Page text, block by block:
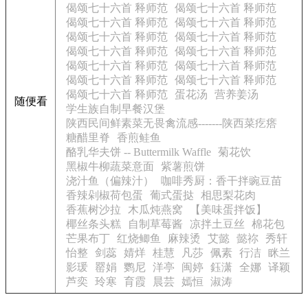
随便看
偈颂七十六首 释师范 偈颂七十六首 释师范
偈颂七十六首 释师范 偈颂七十六首 释师范
偈颂七十六首 释师范 偈颂七十六首 释师范
偈颂七十六首 释师范 偈颂七十六首 释师范
偈颂七十六首 释师范 偈颂七十六首 释师范
偈颂七十六首 释师范 偈颂七十六首 释师范
偈颂七十六首 释师范 蛋花汤
营养姜汤
学生族自制早餐汉堡
陕西民间鲜素菜无畏禽流感-------陕西菜疙瘩
糖醋里脊
香煎鲑鱼
酪乳华夫饼 -- Buttermilk Waffle 菊花饮
黑椒牛柳蔬菜意面
紫薯煎饼
浇汁鱼（偏辣汁）
咖啡秀厨：香干拌豌豆苗
香辣剁椒荷包蛋
葡式蛋挞 相思梨花肉
香蕉树沙拉
木瓜炖燕窝
【美味蛋拌饭】
椰丝条头糕
自制草莓酱 凉拌土豆丝
棉花包
芒果布丁 红烧鲫鱼 麻辣烫 艾懿 懿祢
秀轩
怡整
剑蕊 婧烊 桂慧 凡莎 佩素 行洁
眯兰
影瑗
罂娟 鹦尼 洋亭 闽婷 鈺潇 全娜 译颖
芦奕
玲寒 育霞 晨芸 嫣恒 淑涛